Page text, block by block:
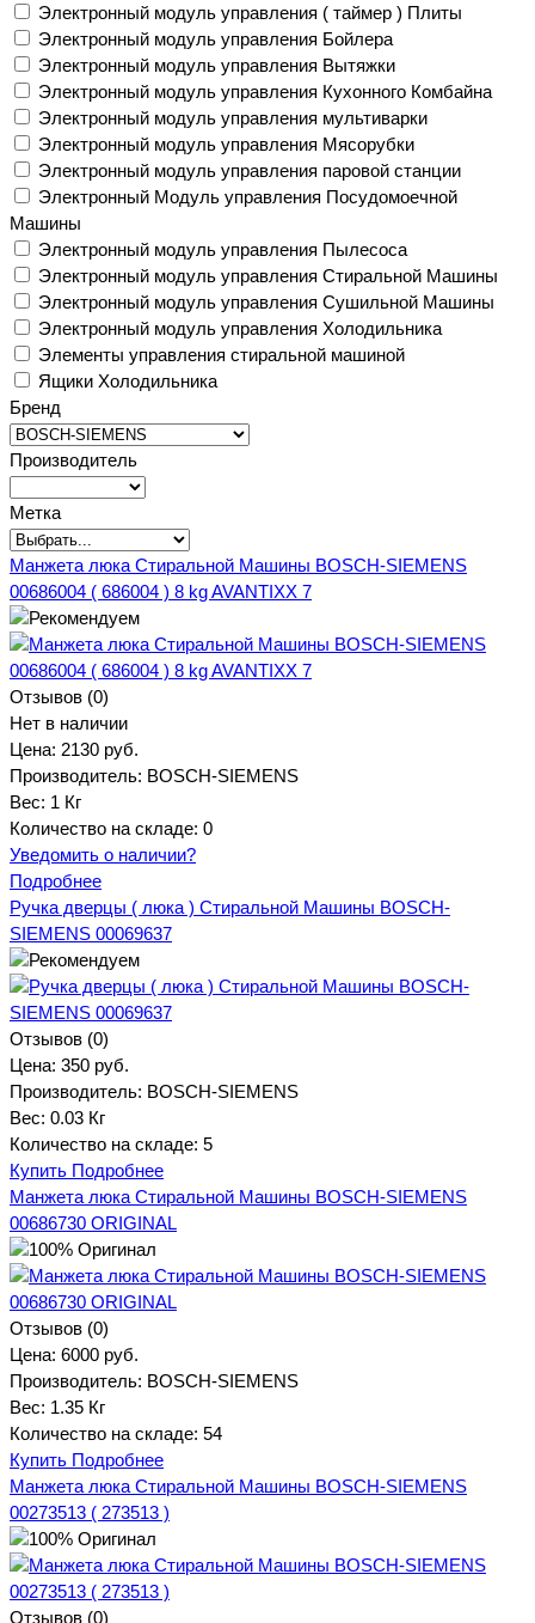
Электронный модуль управления ( таймер ) Плиты
Электронный модуль управления Бойлера
Электронный модуль управления Вытяжки
Электронный модуль управления Кухонного Комбайна
Электронный модуль управления мультиварки
Электронный модуль управления Мясорубки
Электронный модуль управления паровой станции
Электронный Модуль управления Посудомоечной
Машины
Электронный модуль управления Пылесоса
Электронный модуль управления Стиральной Машины
Электронный модуль управления Сушильной Машины
Электронный модуль управления Холодильника
Элементы управления стиральной машиной
Ящики Холодильника
Бренд
Производитель
Метка
Манжета люка Стиральной Машины BOSCH-SIEMENS
00686004 ( 686004 ) 8 kg AVANTIXX 7
Отзывов (0)
Нет в наличии
Цена: 2130 руб.
Производитель: BOSCH-SIEMENS
Вес: 1 Кг
Количество на складе: 0
Уведомить о наличии?
Подробнее
Ручка дверцы ( люка ) Стиральной Машины BOSCH-
SIEMENS 00069637
Отзывов (0)
Цена: 350 руб.
Производитель: BOSCH-SIEMENS
Вес: 0.03 Кг
Количество на складе: 5
Купить Подробнее
Манжета люка Стиральной Машины BOSCH-SIEMENS
00686730 ORIGINAL
Отзывов (0)
Цена: 6000 руб.
Производитель: BOSCH-SIEMENS
Вес: 1.35 Кг
Количество на складе: 54
Купить Подробнее
Манжета люка Стиральной Машины BOSCH-SIEMENS
00273513 ( 273513 )
Отзывов (0)